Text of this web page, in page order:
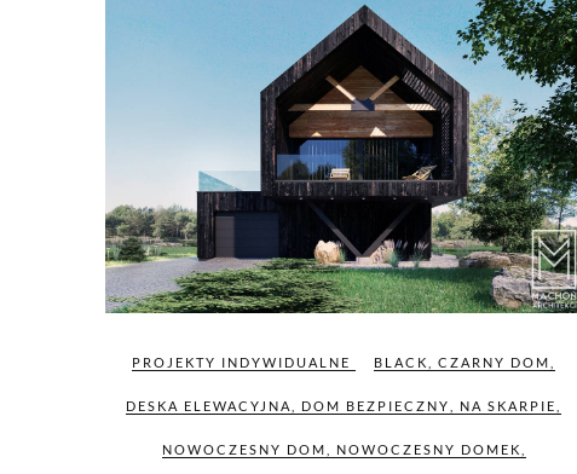
PROJEKTY INDYWIDUALNE BLACK ,CZARNY DOM
DESKA ELEWACYJNA DOM BEZPIECZNY NA SKARPIE
NOWOCZESNY DOM NOWOCZESNY DOMEK